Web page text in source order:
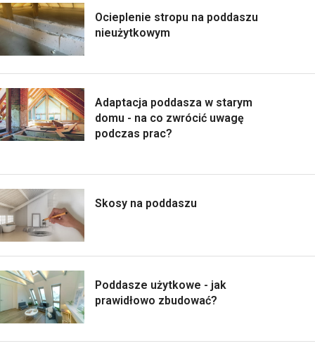
Ocieplenie stropu na poddaszu
nieużytkowym
Adaptacja poddasza w starym
domu - na co zwrócić uwagę
podczas prac?
Skosy na poddaszu
Poddasze użytkowe - jak
prawidłowo zbudować?